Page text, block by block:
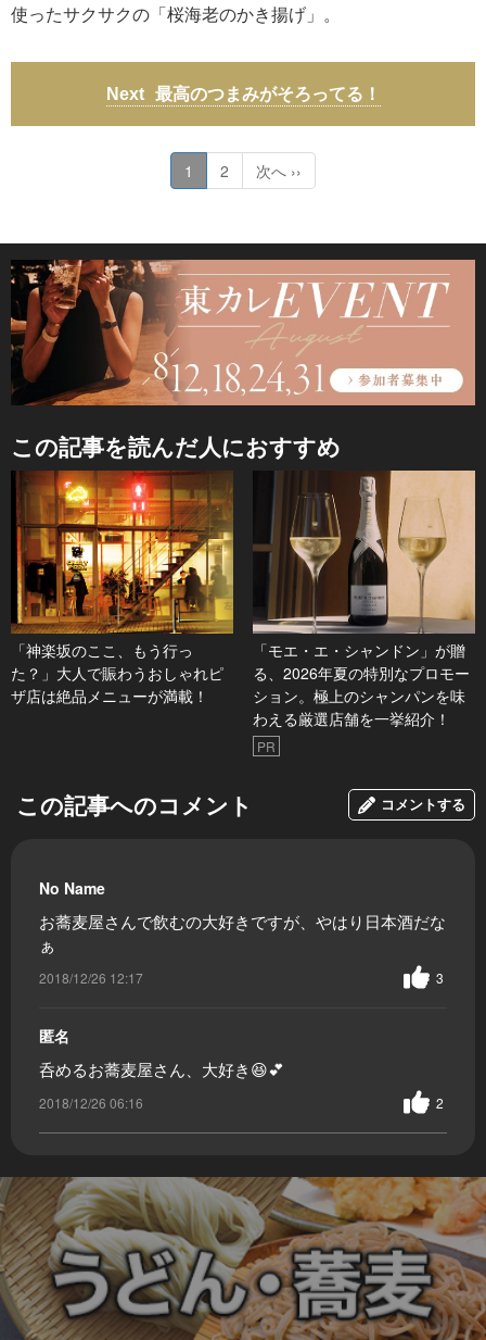
使ったサクサクの「桜海老のかき揚げ」。
最高のつまみがそろってる！
1 2 次へ ››
この記事を読んだ人におすすめ
「神楽坂のここ、もう行っ
た？」大人で賑わうおしゃれピ
ザ店は絶品メニューが満載！
「モエ・エ・シャンドン」が贈
る、2026年夏の特別なプロモー
ション。極上のシャンパンを味
わえる厳選店舗を一挙紹介！
PR
この記事へのコメント コメントする
No Name
お蕎麦屋さんで飲むの大好きですが、やはり日本酒だな
ぁ
2018/12/26 12:17 3
匿名
呑めるお蕎麦屋さん、大好き😆💕
2018/12/26 06:16 2